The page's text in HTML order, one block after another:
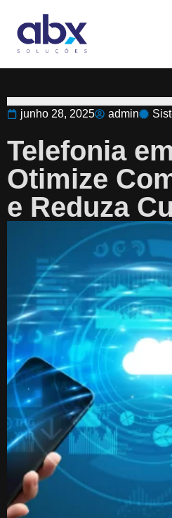
junho 28, 2025 admin
Telefonia
Otimize
e Reduza